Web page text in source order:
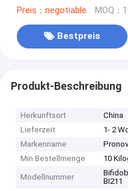
Vegan/Allergenfrei/
Preis：negotiable MOQ：
Bestpreis
Produkt-Beschreibung
Herkunftsort
China
Lieferzeit
1- 2
Markenname
Min Bestellmenge
10
Modellnummer
BI211